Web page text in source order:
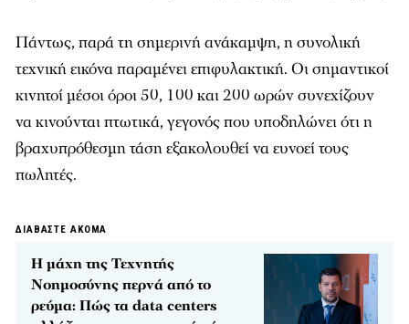
Πάντως, παρά τη σημερινή ανάκαμψη, η συνολική
τεχνική εικόνα παραμένει επιφυλακτική. Οι σημαντικοί
κινητοί μέσοι όροι 50, 100 και 200 ωρών συνεχίζουν
να κινούνται πτωτικά, γεγονός που υποδηλώνει ότι η
βραχυπρόθεσμη τάση εξακολουθεί να ευνοεί τους
πωλητές.
ΔΙΑΒΑΣΤΕ ΑΚΟΜΑ
Η μάχη της Τεχνητής
Νοημοσύνης περνά από το
ρεύμα: Πώς τα data centers